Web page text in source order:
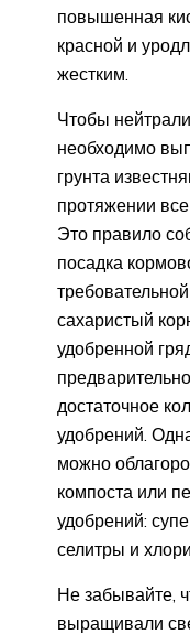
повышенная
красной и
жестким.
Чтобы
необходимо
грунта
протяжении
Это правило
посадка
сахаристый
удобренной
достаточное
удобрений.
можно
компоста или
удобрений:
селитры и
Не забывайте,
выращивали